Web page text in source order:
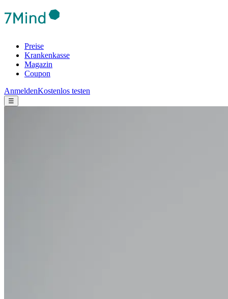
Preise
Krankenkasse
Magazin
Coupon
AnmeldenKostenlos testen
☰